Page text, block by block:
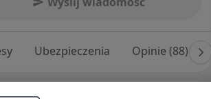
Ubezpieczenia Opinie (88)